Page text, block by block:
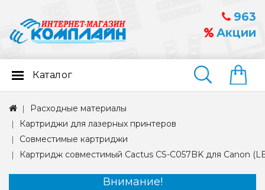
963
Акции
Найти
Каталог
Расходные материалы
Картриджи для лазерных принтеров
Совместимые картриджи
Картридж совместимый Cactus CS-C057BK для Canon
Внимание!